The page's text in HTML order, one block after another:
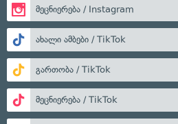
მეცნიერება / Instagram
ახალი ამბები / TikTok
გართობა / TikTok
მეცნიერება / TikTok